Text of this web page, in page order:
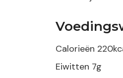
Calorieën 220
Eiwitten 7g